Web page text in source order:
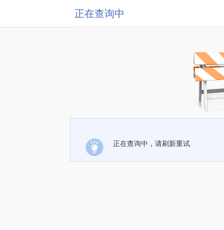
正在查询中
正在查询中，请刷新重试